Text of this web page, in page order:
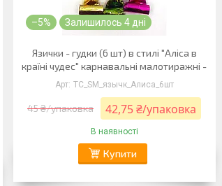
–5% Залишилось 4 дні
Язички - гудки (6 шт) в стилі "Аліса в
країні чудес" карнавальні малотиражні -
ТС_SM_язычк_Алиса_6шт
45 ₴/упаковка 42,75 ₴/упаковка
В наявності
Купити